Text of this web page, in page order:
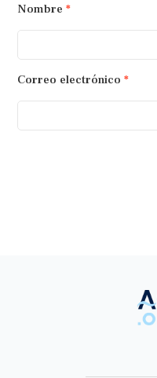
Nombre *
Correo electrónico *